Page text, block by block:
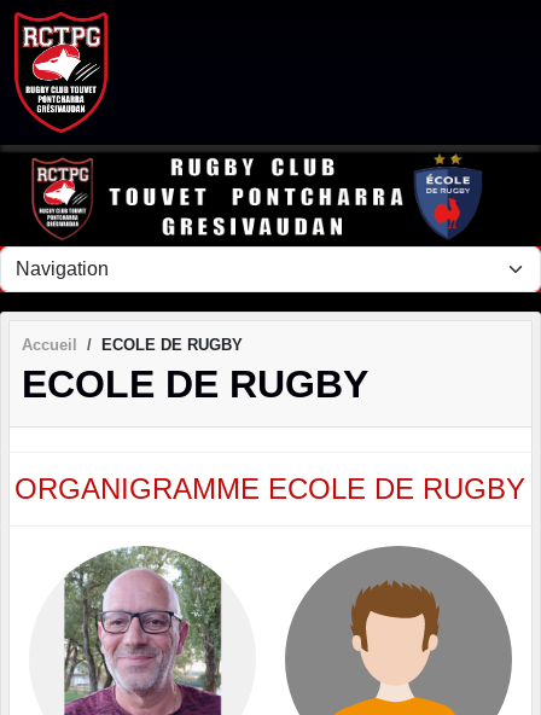
Accueil ECOLE DE RUGBY
ECOLE DE RUGBY
ORGANIGRAMME ECOLE DE RUGBY
Panneau de gestion des cookies